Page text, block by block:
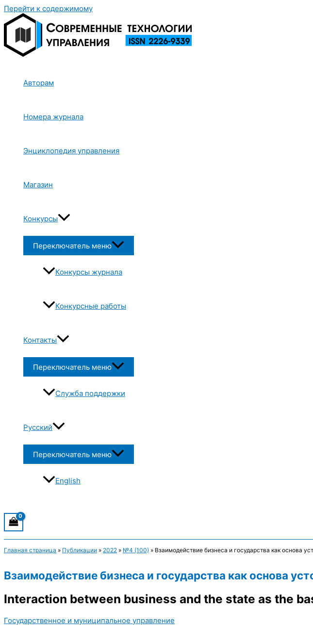
Перейти к содержимому
Авторам
Номера журнала
Энциклопедия управления
Магазин
Конкурсы
Переключатель меню
Конкурсы журнала
Конкурсные работы
Контакты
Переключатель меню
Служба поддержки
Русский
Переключатель меню
English
Главная страница » Публикации » 2022 » №4 (100) » Взаимодействие бизнеса и государства как основа
Взаимодействие бизнеса и государства как основа
Interaction between business and the state as the
Государственное и муниципальное управление